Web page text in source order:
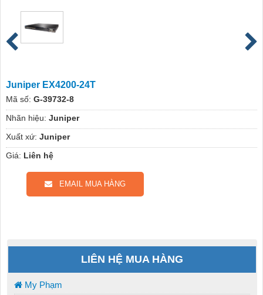
Juniper EX4200-24T
Mã số: G-39732-8
Nhãn hiệu: Juniper
Xuất xứ: Juniper
Giá: Liên hệ
EMAIL MUA HÀNG
LIÊN HỆ MUA HÀNG
My Phạm